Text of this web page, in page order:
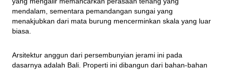
mendalam, sementara pemandangan sungai yang
menakjubkan dari mata burung mencerminkan skala yang luar
biasa.
Arsitektur anggun dari persembunyian jerami ini pada
dasarnya adalah Bali. Properti ini dibangun dari bahan-bahan